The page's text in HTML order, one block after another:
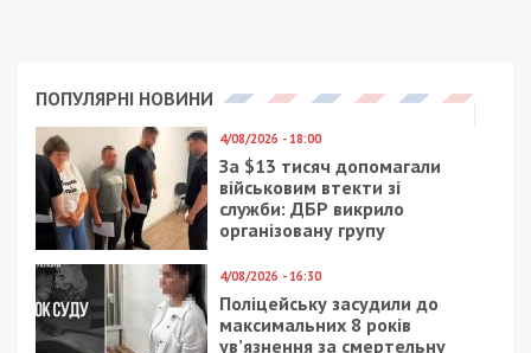
Дохід від відчуження нерухомого майна склав
14,42 млн грн, а зарплата від компанії Gravitas
Group (ОАЕ): 2,41 млн грн.
Олександр Балануца має 78 тис. доларів та 636
тис. гривень на банківських рахунках, а його
дружина зберігає 1 322 797 AED (приблизно
360 тис. доларів) в Emirates NBD, 216 тис. AED
(приблизно 59 тис. доларів) у Mashreq Bank. Ще
84,6 тис.доларів вона має в українських банках.